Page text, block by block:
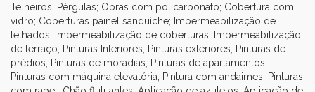
Telheiros; Pérgulas; Obras com policarbonato; Cobertura com
vidro; Coberturas painel sanduíche; Impermeabilização de
telhados; Impermeabilização de coberturas; Impermeabilização
de terraço; Pinturas Interiores; Pinturas exteriores; Pinturas de
prédios; Pinturas de moradias; Pinturas de apartamentos:
Pinturas com máquina elevatória; Pintura com andaimes; Pinturas